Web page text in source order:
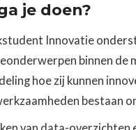
je doen?
Innovatie
binnen de
hoe zij kunnen
bestaan